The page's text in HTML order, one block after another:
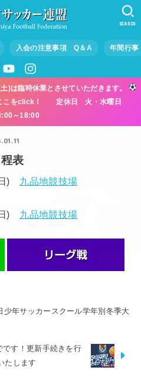
入会の注意事項 Q＆A 年間行事
SEARCH
)は臨時休業とさせていただきます。
こをclick！ 定休日 火・水曜日
～18:00
表
) 九品地競技場
) 九品地競技場
年サッカースクール学年別冬季大
です！更新手続きを行
たします